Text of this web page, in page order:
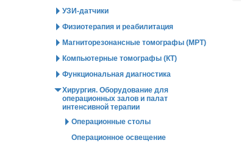
УЗИ-датчики
Физиотерапия и реабилитация
Магниторезонансные томографы (МРТ)
Компьютерные томографы (КТ)
Функциональная диагностика
Хирургия. Оборудование для
операционных залов и палат
интенсивной терапии
Операционные столы
Операционное освещение